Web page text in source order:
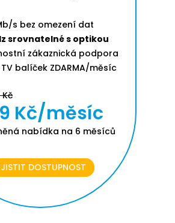
s bez omezení dat
srovnatelné s optikou
zákaznická podpora
balíček ZDARMA/měsíc
Kč/měsíc
nabídka na 6 měsíců
DOSTUPNOST